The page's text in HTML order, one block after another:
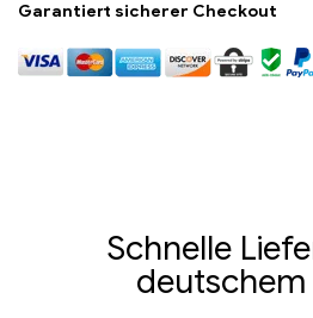
Garantiert sicherer Checkout
Schnelle
deutschem